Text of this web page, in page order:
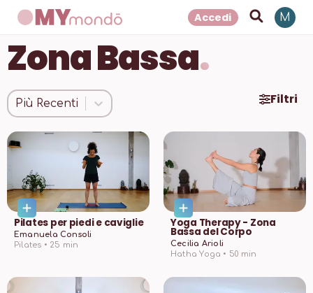
Accedi M
Zona Bassa.
Più Recenti Filtri
Pilates per piedi e caviglie
Emanuela Consoli
Pilates • 25 min
Yoga Therapy - Zona
Bassa del Corpo
Cecilia Arioli
Hatha Yoga • 50 min